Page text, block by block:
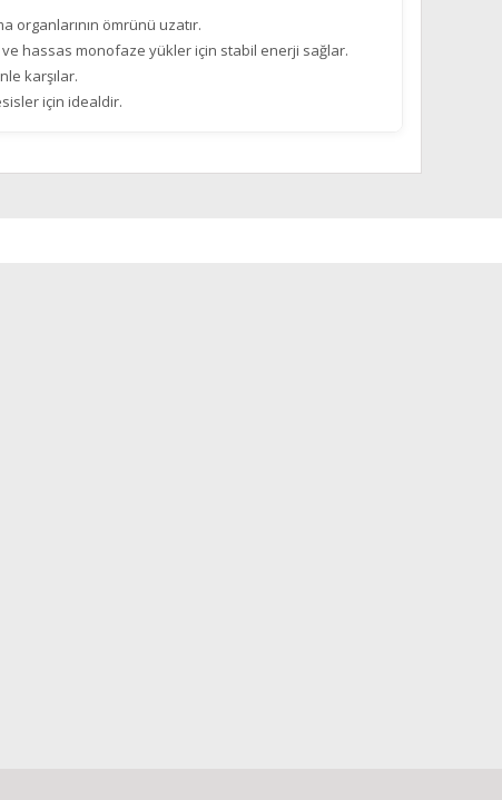
organlarının ömrünü uzatır.
hassas monofaze yükler için stabil enerji sağlar.
karşılar.
için idealdir.